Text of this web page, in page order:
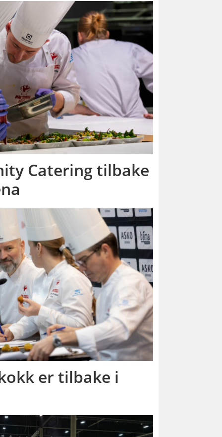
Catering tilbake
er tilbake i